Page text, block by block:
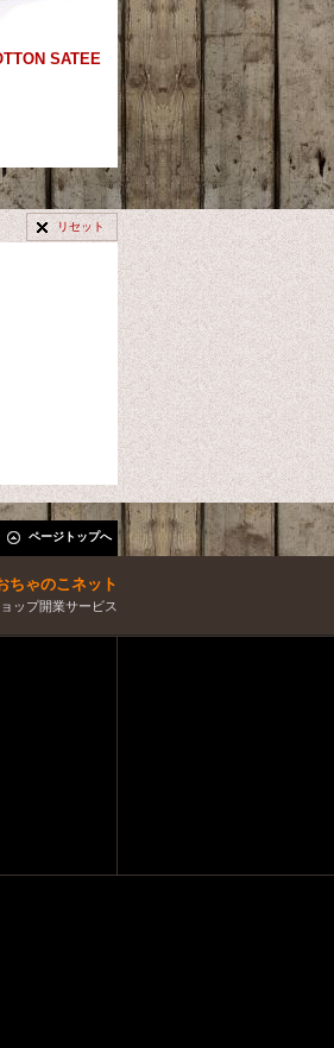
SATEE
リセット
ページトップへ
ちゃのこネット
ップ開業サービス